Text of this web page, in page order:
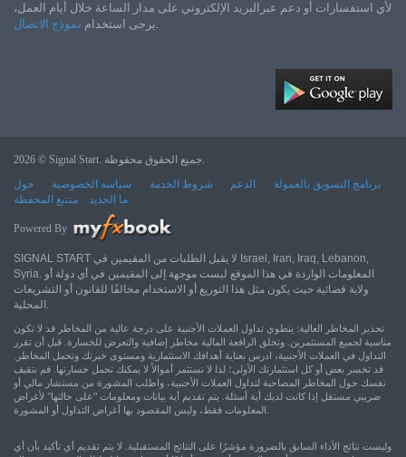
لأي استفسارات أو دعم عبرالبريد الإلكتروني على مدار الساعة خلال أيام العمل،
يرجى استخدام نموذج الاتصال .
2026 © Signal Start. جميع الحقوق محفوظة.
حول
سياسة الخصوصية شروط الخدمة الدعم
برنامج التسويق بالعمولة
متتبع المحفظة
ما الجديد
Powered By
SIGNAL START لا يقبل الطلبات من المقيمين في Israel, Iran, Iraq, Lebanon,
Syria. المعلومات الواردة في هذا الموقع ليست موجهة إلى المقيمين في أي دولة أو
ولاية قضائية حيث يكون مثل هذا التوزيع أو الاستخدام مخالفًا للقانون أو التشريعات
المحلية.
تحذير المخاطر العالية: ينطوي تداول العملات الأجنبية على درجة عالية من المخاطر قد لا تكون
مناسبة لجميع المستثمرين. وتخلق الرافعة المالية مخاطر إضافية والتعرض للخسارة. قبل أن تقرر
التداول في العملات الأجنبية، ادرس بعناية أهدافك الاستثمارية ومستوى خبرتك وتحمل المخاطر.
قد تخسر بعض أو كل استثمارتك الأولى؛ لذا لا تستثمر أموالاً لا يمكنك تحمل خسارتها. قم بتقيف
نفسك حول المخاطر المصاحبة لتداول العملات الأجنبية، واطلب المشورة من مستشار مالي أو
ضريبي مستقل إذا كانت لديك أية أسئلة. يتم تقديم أية بيانات ومعلومات "على حالتها" لأغراض
المعلومات فقط، وليس المقصود بها أغراض التداول أو المشورة.
وليست نتائج الأداء السابق بالضرورة مؤشرًا على النتائج المستقبلية. لا يتم تقديم أي تأكيد بأن أي